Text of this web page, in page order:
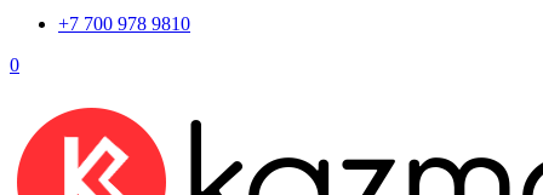
+7 700 978 9810
0